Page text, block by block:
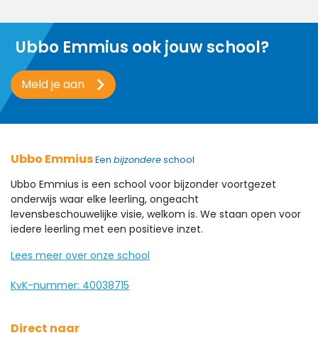
Ubbo Emmius ook jouw school?
Meld je aan
Ubbo EmmiusEen bijzondereschool
Ubbo Emmius is een school voor bijzonder voortgezet
onderwijs waar elke leerling, ongeacht
levensbeschouwelijke visie, welkom is. We staan open voor
iedere leerling met een positieve inzet.
Lees meer over onze school
KvK-nummer: 40038715
Direct naar